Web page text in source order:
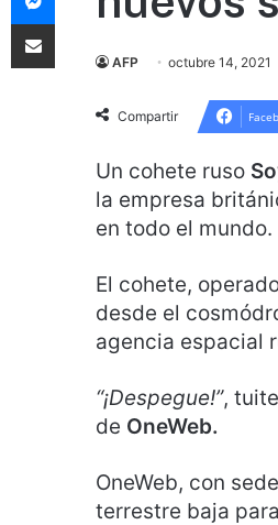
AFP octubre 14, 2021
Compartir
Un cohete ruso
la empresa
en todo el mundo.
El cohete,
desde el
agencia espacial
“¡Despegue!”,
de OneWeb.
OneWeb, con
terrestre baja
Compartir vía Email